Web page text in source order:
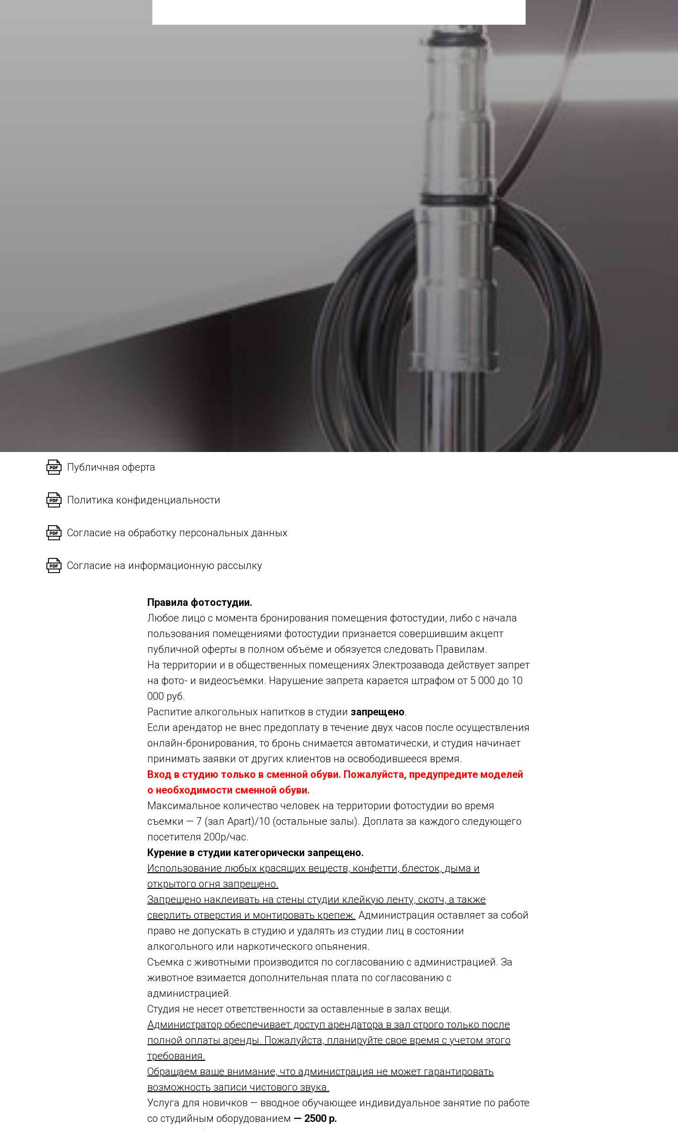
Публичная оферта
Политика конфиденциальности
Согласие на обработку персональных данных
Согласие на информационную рассылку
Правила фотостудии.
Любое лицо с момента бронирования помещения фотостудии, либо с начала
пользования помещениями фотостудии признается совершившим акцепт
публичной оферты в полном объёме и обязуется следовать Правилам.
На территории и в общественных помещениях Электрозавода действует запрет
на фото- и видеосъемки. Нарушение запрета карается штрафом от 5 000 до 10
000 руб.
Распитие алкогольных напитков в студии запрещено.
Если арендатор не внес предоплату в течение двух часов после осуществления
онлайн-бронирования, то бронь снимается автоматически, и студия начинает
принимать заявки от других клиентов на освободившееся время.
Вход в студию только в сменной обуви. Пожалуйста, предупредите моделей
о необходимости сменной обуви.
Максимальное количество человек на территории фотостудии во время
съемки — 7 (зал Apart)/10 (остальные залы). Доплата за каждого следующего
посетителя 200р/час.
Курение в студии категорически запрещено.
Использование любых красящих веществ, конфетти, блесток, дыма и
открытого огня запрещено.
Запрещено наклеивать на стены студии клейкую ленту, скотч, а также
сверлить отверстия и монтировать крепеж. Администрация оставляет за собой
право не допускать в студию и удалять из студии лиц в состоянии
алкогольного или наркотического опьянения.
Съемка с животными производится по согласованию с администрацией. За
животное взимается дополнительная плата по согласованию с
администрацией.
Студия не несет ответственности за оставленные в залах вещи.
Администратор обеспечивает доступ арендатора в зал строго только после
полной оплаты аренды. Пожалуйста, планируйте свое время с учетом этого
требования.
Обращаем ваше внимание, что администрация не может гарантировать
возможность записи чистового звука.
Услуга для новичков — вводное обучающее индивидуальное занятие по работе
со студийным оборудованием — 2500 р.